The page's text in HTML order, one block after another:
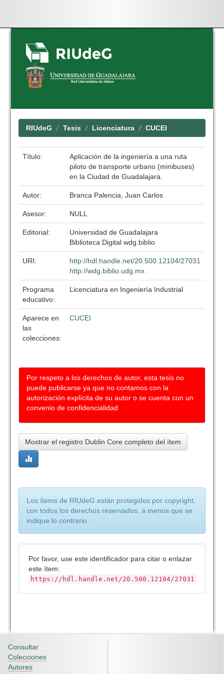
Skip
navigation
RIUdeG Tesis Licenciatura CUCEI
Título:
Aplicación de la ingeniería a una ruta
piloto de transporte urbano (minibuses)
en la Ciudad de Guadalajara.
Autor: Branca Palencia, Juan Carlos
Asesor: NULL
Editorial:
Universidad de Guadalajara
Biblioteca Digital wdg.biblio
URI:
http://hdl.handle.net/20.500.12104/27031
http://wdg.biblio.udg.mx
Programa
educativo:
Licenciatura en Ingeniería Industrial
Aparece en
las
colecciones:
CUCEI
Por respeto a los derechos de autor, esta tesis no
puede publicarse ya que no contamos con la
autorización explícita de su autor o se cuenta con un
convenio de confidencialidad
Mostrar el registro Dublin Core completo del ítem
Los ítems de RIUdeG están protegidos por copyright,
con todos los derechos reservados, a menos que se
indique lo contrario.
Por favor, use este identificador para citar o enlazar
este ítem:
https://hdl.handle.net/20.500.12104/27031
Consultar
Colecciones
Autores